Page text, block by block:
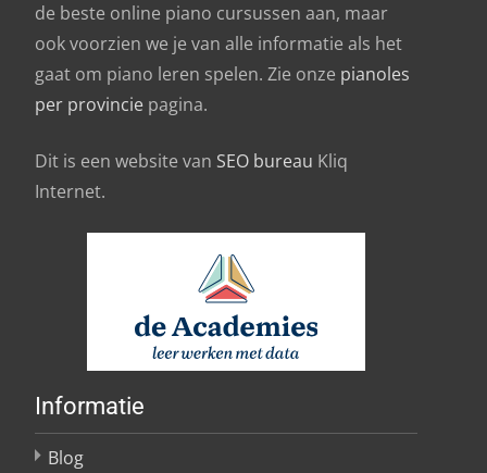
de beste online piano cursussen aan, maar
ook voorzien we je van alle informatie als het
gaat om piano leren spelen. Zie onze pianoles
per provincie pagina.
Dit is een website van SEO bureau Kliq
Internet.
Informatie
Blog